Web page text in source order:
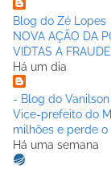
Blog do Zé Lopes
NOVA AÇÃO DA
VIDTAS A
Há um dia
- Blog do
Vice-prefeito do
milhões e perde
Há uma semana